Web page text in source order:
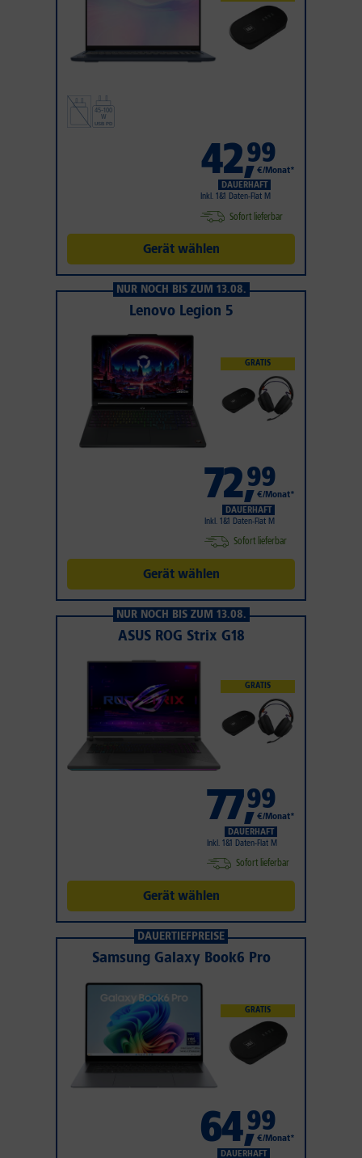
42,99
€/Monat*
DAUERHAFT
Inkl. 1&1 Daten-Flat M
Sofort lieferbar
Gerät wählen
NUR NOCH BIS ZUM 13.08.
Lenovo Legion 5
GRATIS
72,99
€/Monat*
DAUERHAFT
Inkl. 1&1 Daten-Flat M
Sofort lieferbar
Gerät wählen
NUR NOCH BIS ZUM 13.08.
ASUS ROG Strix G18
GRATIS
77,99
€/Monat*
DAUERHAFT
Inkl. 1&1 Daten-Flat M
Sofort lieferbar
Gerät wählen
DAUERTIEFPREISE
Samsung Galaxy Book6 Pro
GRATIS
64,99
€/Monat*
DAUERHAFT